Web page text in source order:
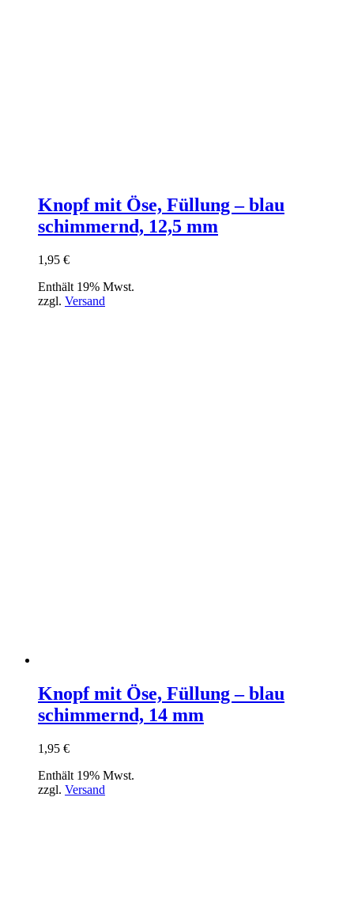
Knopf mit Öse, Füllung – blau
schimmernd, 12,5 mm
1,95 €
Enthält 19% Mwst.
zzgl. Versand
Knopf mit Öse, Füllung – blau
schimmernd, 14 mm
1,95 €
Enthält 19% Mwst.
zzgl. Versand